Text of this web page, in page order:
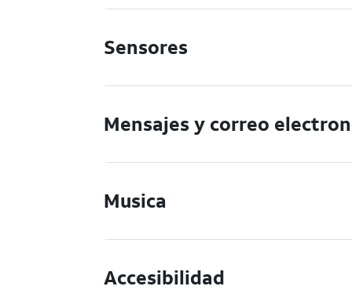
Sensores
Mensajes y correo
Musica
Accesibilidad